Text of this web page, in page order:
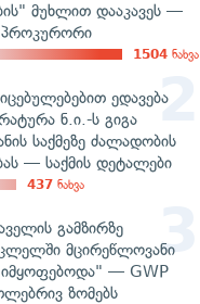
მუხლით დააკავეს —
პროკურორი
1504 ნახვა
ედავება
ნ.ი.-ს გიგა
საქმეზე ძალადობის
— საქმის დეტალები
437 ნახვა
გამზირზე
მცირეწლოვანი
იმყოფებოდა" — GWP
ზომებს